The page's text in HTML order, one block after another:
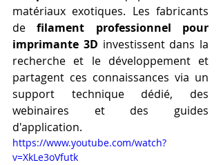
matériaux exotiques. Les fabricants
de filament professionnel pour
imprimante 3D investissent dans la
recherche et le développement et
partagent ces connaissances via un
support technique dédié, des
webinaires et des guides
d'application.
https://www.youtube.com/watch?
v=XkLe3oVfutk